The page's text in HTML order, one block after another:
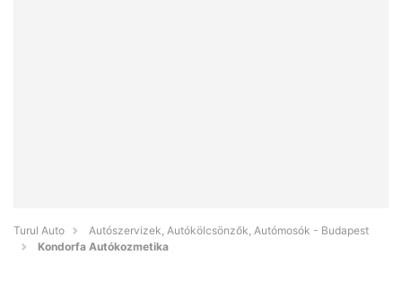
Turul Auto
Autószervizek, Autókölcsönzők, Autómosók - Budapest
Kondorfa Autókozmetika